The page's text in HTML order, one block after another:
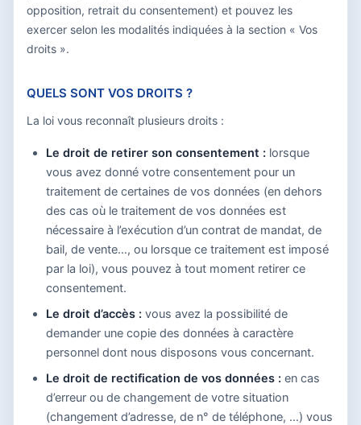
opposition, retrait du consentement) et pouvez les
exercer selon les modalités indiquées à la section « Vos
droits ».
QUELS SONT VOS DROITS ?
La loi vous reconnaît plusieurs droits :
Le droit de retirer son consentement : lorsque
vous avez donné votre consentement pour un
traitement de certaines de vos données (en dehors
des cas où le traitement de vos données est
nécessaire à l’exécution d’un contrat de mandat, de
bail, de vente…, ou lorsque ce traitement est imposé
par la loi), vous pouvez à tout moment retirer ce
consentement.
Le droit d’accès : vous avez la possibilité de
demander une copie des données à caractère
personnel dont nous disposons vous concernant.
Le droit de rectification de vos données : en cas
d’erreur ou de changement de votre situation
(changement d’adresse, de n° de téléphone, …) vous